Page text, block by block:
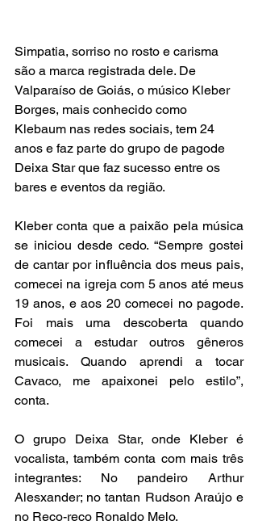
Simpatia, sorriso no rosto e carisma
são a marca registrada dele. De
Valparaíso de Goiás, o músico Kleber
Borges, mais conhecido como
Klebaum nas redes sociais, tem 24
anos e faz parte do grupo de pagode
Deixa Star que faz sucesso entre os
bares e eventos da região.
Kleber conta que a paixão pela música
se iniciou desde cedo. “Sempre gostei
de cantar por influência dos meus pais,
comecei na igreja com 5 anos até meus
19 anos, e aos 20 comecei no pagode.
Foi mais uma descoberta quando
comecei a estudar outros gêneros
musicais. Quando aprendi a tocar
Cavaco, me apaixonei pelo estilo”,
conta.
O grupo Deixa Star, onde Kleber é
vocalista, também conta com mais três
integrantes: No pandeiro Arthur
Alesxander; no tantan Rudson Araújo e
no Reco-reco Ronaldo Melo.